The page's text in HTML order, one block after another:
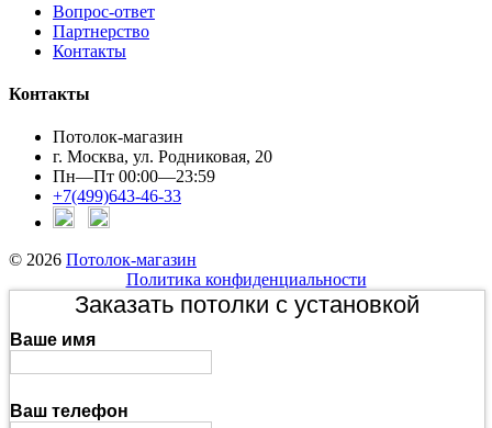
Вопрос-ответ
Партнерство
Контакты
Контакты
Потолок-магазин
г. Москва, ул. Родниковая, 20
Пн—Пт 00:00—23:59
+7(499)643-46-33
© 2026 Потолок-магазин
Политика конфиденциальности
Заказать потолки с установкой
Ваше имя
Ваш телефон